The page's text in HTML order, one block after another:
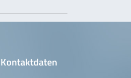
Kontaktdaten